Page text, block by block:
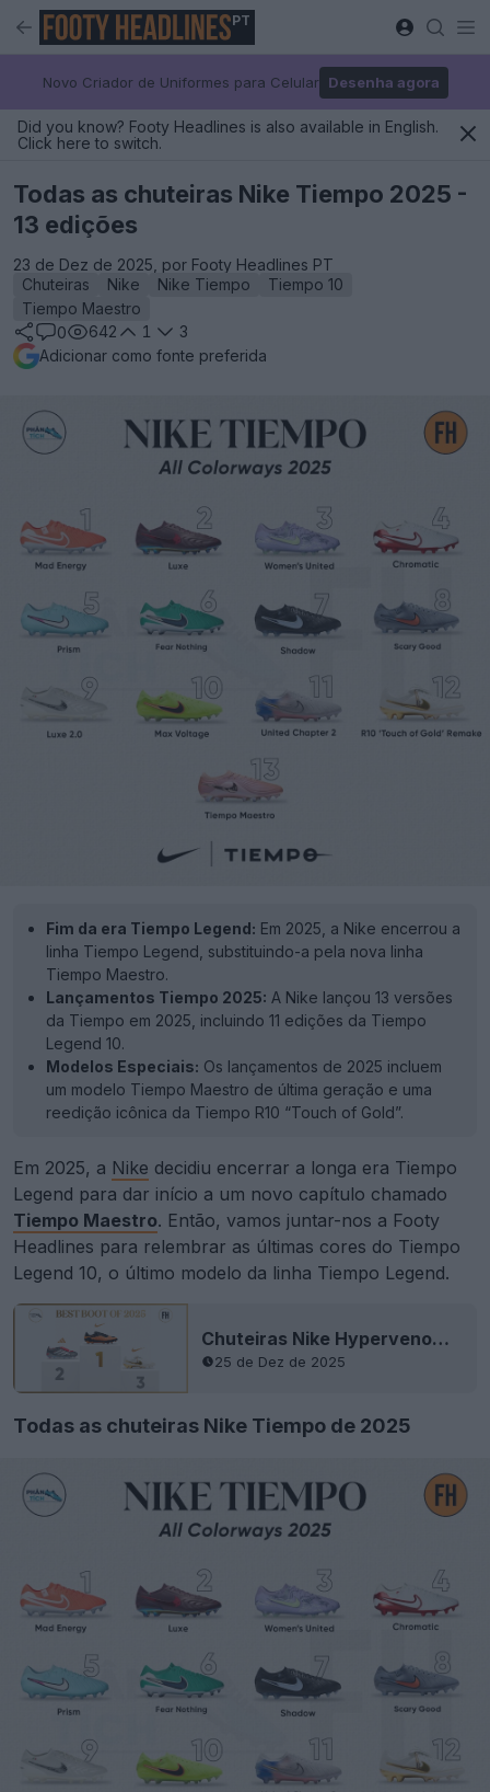
PT
Novo Criador de Uniformes para Celular Desenha agora
Did you know? Footy Headlines is also available in English.
Click here to switch.
Todas as chuteiras Nike Tiempo 2025 -
13 edições
23 de Dez de 2025, por Footy Headlines PT
Chuteiras
Nike Nike Tiempo
Tiempo 10
Tiempo Maestro
0
642 1
3
Adicionar como fonte preferida
Fim da era Tiempo Legend: Em 2025, a Nike encerrou a
linha Tiempo Legend, substituindo-a pela nova linha
Tiempo Maestro.
Lançamentos Tiempo 2025: A Nike lançou 13 versões
da Tiempo em 2025, incluindo 11 edições da Tiempo
Legend 10.
Modelos Especiais: Os lançamentos de 2025 incluem
um modelo Tiempo Maestro de última geração e uma
reedição icônica da Tiempo R10 “Touch of Gold”.
Em 2025, a Nike decidiu encerrar a longa era Tiempo
Legend para dar início a um novo capítulo chamado
Tiempo Maestro. Então, vamos juntar-nos a Footy
Headlines para relembrar as últimas cores do Tiempo
Legend 10, o último modelo da linha Tiempo Legend.
Chuteiras Nike Hypervenom 1 Remake eleitas as melhores chuteiras de futebol de 2025
25 de Dez de 2025
Todas as chuteiras Nike Tiempo de 2025